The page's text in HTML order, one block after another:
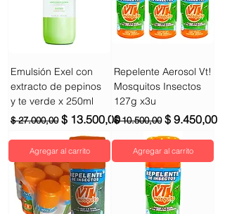
Emulsión Exel con
extracto de pepinos
y te verde x 250ml
Precio
$ 27.000,00 Precio de oferta
$ 13.500,00
Repelente Aerosol Vt!
Mosquitos Insectos
127g x3u
Precio
$ 10.500,00 Precio de
$ 9.450,00
Agregar al carrito Agregar al carrito